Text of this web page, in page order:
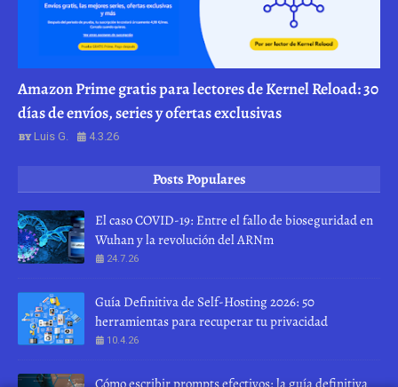
Amazon Prime gratis para lectores de Kernel Reload: 30
días de envíos, series y ofertas exclusivas
Luis G. 4.3.26
Posts Populares
El caso COVID-19: Entre el fallo de bioseguridad en
Wuhan y la revolución del ARNm
24.7.26
Guía Definitiva de Self-Hosting 2026: 50
herramientas para recuperar tu privacidad
10.4.26